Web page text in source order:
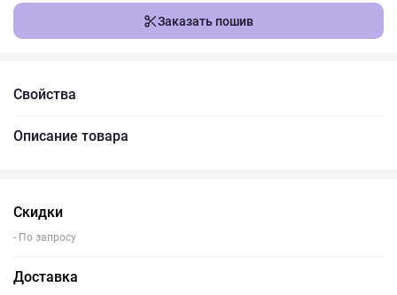
Заказать пошив
Свойства
Описание товара
Скидки
- По запросу
Доставка